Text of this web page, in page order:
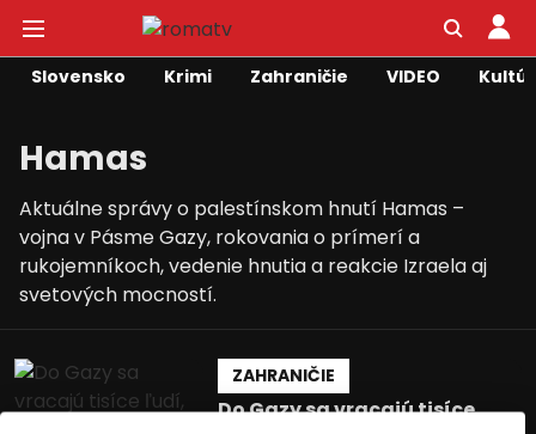
Slovensko Krimi Zahraničie VIDEO
Hamas
Aktuálne správy o palestínskom hnutí Hamas –
vojna v Pásme Gazy, rokovania o prímerí a
rukojemníkoch, vedenie hnutia a reakcie Izraela aj
svetových mocností.
ZAHRANIČIE
Do Gazy sa vracajú tisíce